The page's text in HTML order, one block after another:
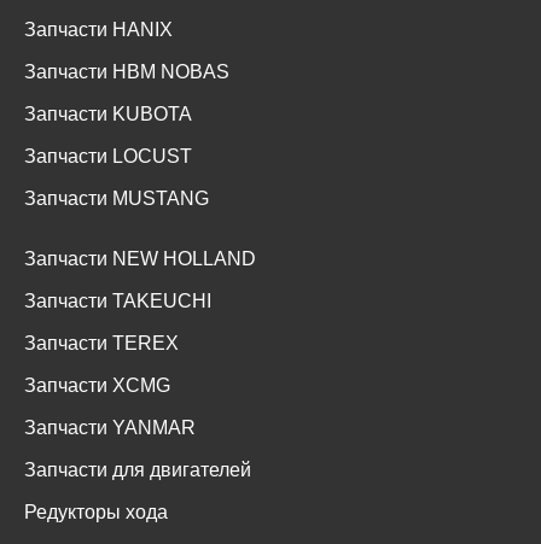
Запчасти HANIX
Запчасти HBM NOBAS
Запчасти KUBOTA
Запчасти LOCUST
Запчасти MUSTANG
Запчасти NEW HOLLAND
Запчасти TAKEUCHI
Запчасти TEREX
Запчасти XCMG
Запчасти YANMAR
Запчасти для двигателей
Редукторы хода